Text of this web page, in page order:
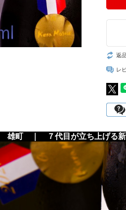
返
レ
町 ｜ ７代目が立ち上げる新